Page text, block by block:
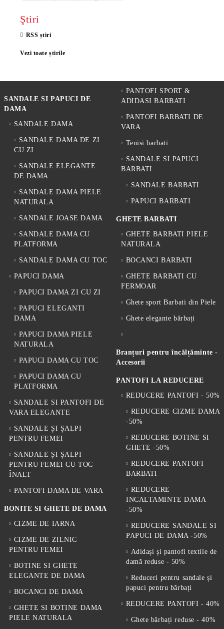
Ce sandale damă sunt potrivite pentru vară?
Atunci când alegi sandale damă pentru sezonul cald, este important să
iei în considerare confortul, tipul tălpii și stilul potrivit pentru
activitățile zilnice. Modelele cu talpă flexibilă și branț confortabil
durata întregii zile.
Ştiri
RSS știri
Vezi toate știrile
SANDALE SI PAPUCI DE
DAMA
SANDALE DAMA
SANDALE DAMA DE ZI
CU ZI
SANDALE ELEGANTE
DE DAMA
SANDALE DAMA PIELE
NATURALA
SANDALE JOASE DAMA
SANDALE DAMA CU
PLATFORMA
SANDALE DAMA CU TOC
PAPUCI DAMA
PAPUCI DAMA ZI CU ZI
PAPUCI ELEGANTI
DAMA
PAPUCI DAMA PIELE
NATURALA
PAPUCI DAMA CU TOC
PAPUCI DAMA CU
PLATFORMA
SANDALE SI PANTOFI DE
VARA ELEGANTE
SANDALE ȘI ȘALPI
PENTRU FEMEI
SANDALE ȘI ȘALPI
PENTRU FEMEI CU TOC
ÎNALT
PANTOFI DAMA DE VARA
BONITE SI GHETE DE DAMA
CIZME DE IARNA
CIZME DE ZILNIC
PENTRU FEMEI
BOTINE SI GHETE
ELEGANTE DE DAMA
BOCANCI DE DAMA
GHETE SI BOTINE DAMA
PIELE NATURALA
PANTOFI SPORT &
ADIDASI BARBATI
PANTOFI BARBATI DE
VARA
Tenisi barbati
SANDALE SI PAPUCI
BARBATI
SANDALE BARBATI
PAPUCI BARBATI
GHETE BARBATI
GHETE BARBATI PIELE
NATURALA
BOCANCI BARBATI
GHETE BARBATI CU
FERMOAR
Ghete sport Barbati din Piele
Ghete elegante bărbați
Branțuri pentru încălțăminte -
Accesorii
PANTOFI LA REDUCERE
REDUCERE PANTOFI - 50%
REDUCERE CIZME DAMA
-50%
REDUCERE BOTINE SI
GHETE -50%
REDUCERE PANTOFI
BARBATI
REDUCERE
INCALTAMINTE DAMA
-50%
REDUCERE SANDALE SI
PAPUCI DE DAMA -50%
Adidași și pantofi textile de
damă reduse - 50%
Reduceri pentru sandale și
papuci pentru bărbați
REDUCERE PANTOFI - 40%
Ghete bărbați reduse - 40%